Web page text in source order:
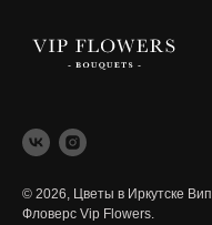
© 2026, Цветы в Иркутске Вип
Фловерс Vip Flowers.